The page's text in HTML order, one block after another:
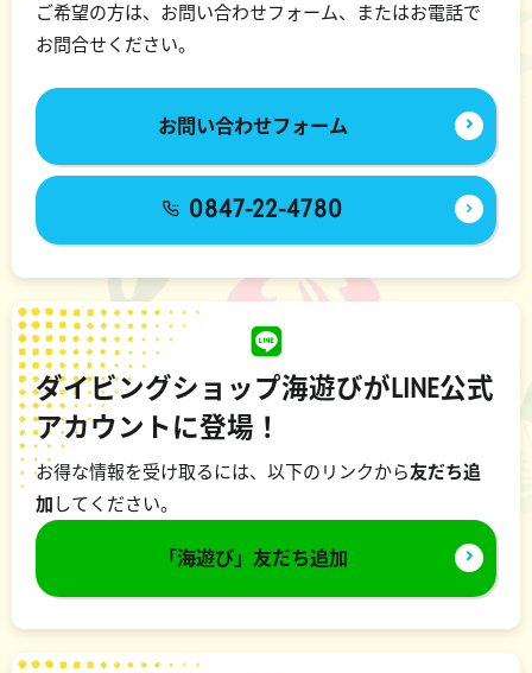
ご希望の方は、お問い合わせフォーム、またはお電話で
お問合せください。
お問い合わせフォーム
0847-22-4780
ダイビングショップ海遊びがLINE公式
アカウントに登場！
お得な情報を受け取るには、以下のリンクから友だち追
加 してください。
「海遊び」友だち追加